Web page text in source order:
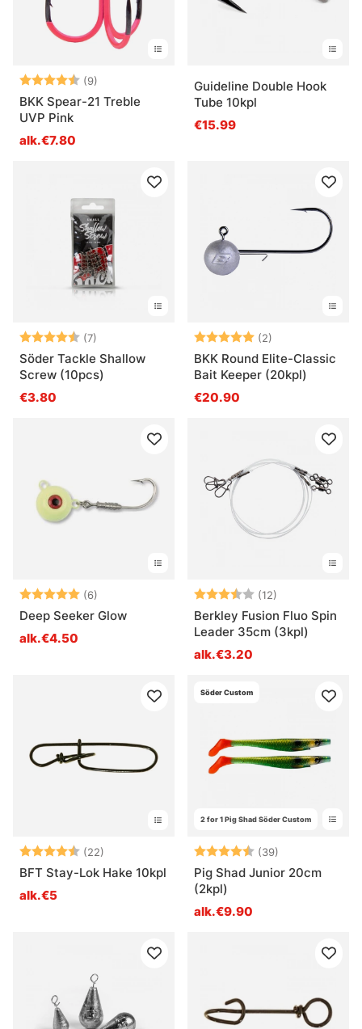
Arvio: (9)
4.8 5:sta tähdestä
BKK Spear-21 Treble
UVP Pink
alk.€7.80
Guideline Double Hook
Tube 10kpl
€15.99
Arvio: (7)
4.3 5:sta tähdestä
Söder Tackle Shallow
Screw (10pcs)
€3.80
Arvio: (2)
BKK Round Elite-Classic
Bait Keeper (20kpl)
€20.90
Arvio: (6)
5.0 5:sta tähdestä
Deep Seeker Glow
alk.€4.50
Arvio: (12)
Berkley Fusion Fluo Spin
Leader 35cm (3kpl)
alk.€3.20
Arvio: (22)
4.9 5:sta tähdestä
BFT Stay-Lok Hake 10kpl
alk.€5
2 for 1 Pig Shad Söder Custom
Söder Custom
Arvio: (39)
Pig Shad Junior 20cm
(2kpl)
alk.€9.90